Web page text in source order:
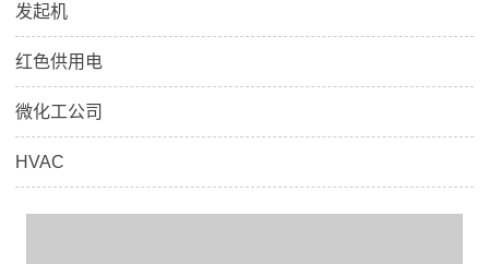
发起机
红色供用电
微化工公司
HVAC